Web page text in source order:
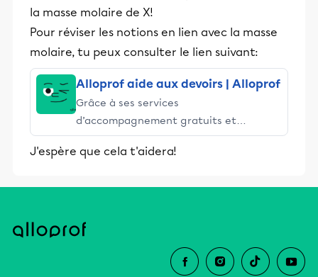
la masse molaire de X!
Pour réviser les notions en lien avec la masse
molaire, tu peux consulter le lien suivant:
Alloprof aide aux devoirs | Alloprof
Grâce à ses services
d’accompagnement gratuits et
stimulants, Alloprof engage les élèves
et leurs parents dans la réussite
J'espère que cela t'aidera!